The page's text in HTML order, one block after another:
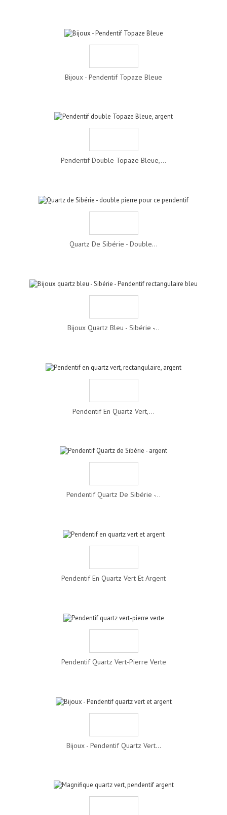
Bijoux - Pendentif Topaze Bleue
Pendentif Double Topaze Bleue,...
Quartz De Sibérie - Double...
Bijoux Quartz Bleu - Sibérie -...
Pendentif En Quartz Vert,...
Pendentif Quartz De Sibérie -...
Pendentif En Quartz Vert Et Argent
Pendentif Quartz Vert-Pierre Verte
Bijoux - Pendentif Quartz Vert...